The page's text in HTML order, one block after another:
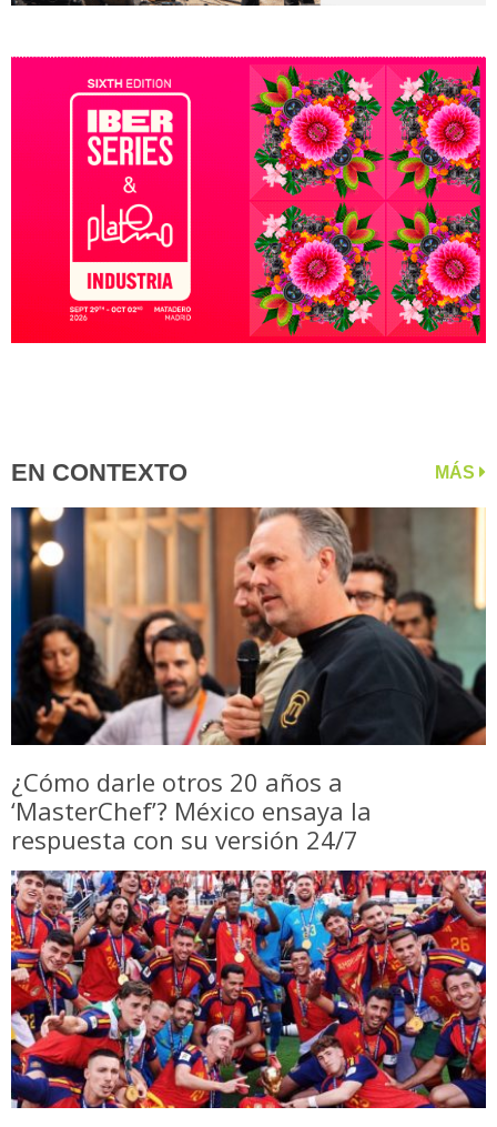
EN CONTEXTO MÁS
¿Cómo darle otros 20 años a
‘MasterChef’? México ensaya la
respuesta con su versión 24/7